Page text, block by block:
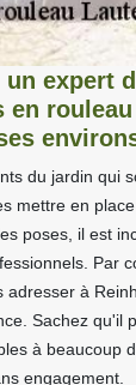
expert
en
du jardin qui
mettre en
poses, il est
Par
à
Sachez qu'il
à beaucoup
engagement.